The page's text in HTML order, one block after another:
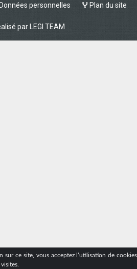
sur ce site, vous acceptez l’utilisation de cookies
personnelles
Plan du site
par LEGI TEAM